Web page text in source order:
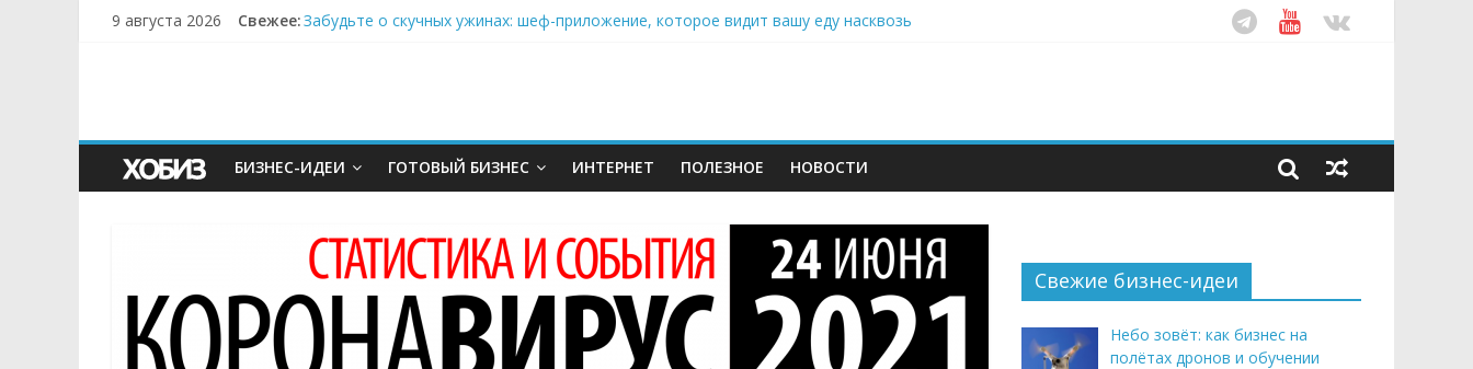
9 августа 2026 Свежее:Забудьте о скучных ужинах: шеф-приложение, которое видит вашу еду насквозь
БИЗНЕС-ИДЕИ ГОТОВЫЙ БИЗНЕС ИНТЕРНЕТ ПОЛЕЗНОЕ НОВОСТИ
Свежие бизнес-идеи
Небо зовёт: как бизнес на
полётах дронов и обучении